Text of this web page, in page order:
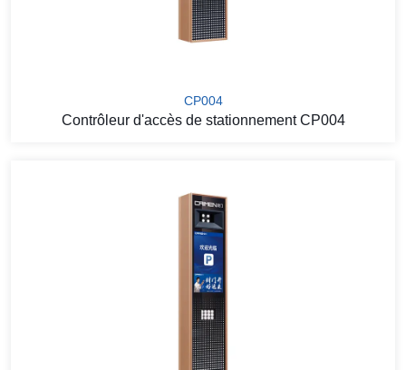
CP004
Contrôleur d'accès de stationnement CP004